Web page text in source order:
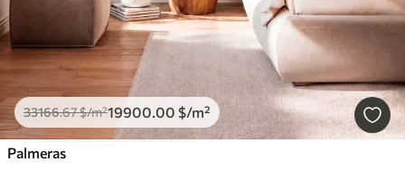
33166.67$/m²19900.00 $/m²
Palmeras